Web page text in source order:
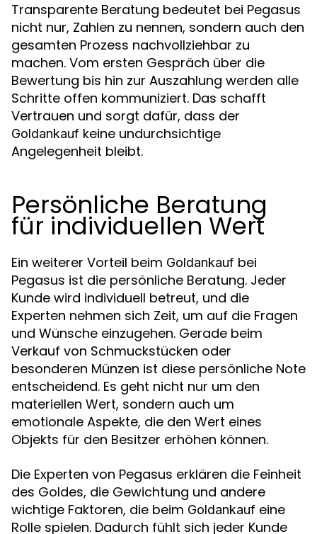
Transparente Beratung bedeutet bei Pegasus
nicht nur, Zahlen zu nennen, sondern auch den
gesamten Prozess nachvollziehbar zu
machen. Vom ersten Gespräch über die
Bewertung bis hin zur Auszahlung werden alle
Schritte offen kommuniziert. Das schafft
Vertrauen und sorgt dafür, dass der
Goldankauf keine undurchsichtige
Angelegenheit bleibt.
Persönliche Beratung
für individuellen Wert
Ein weiterer Vorteil beim Goldankauf bei
Pegasus ist die persönliche Beratung. Jeder
Kunde wird individuell betreut, und die
Experten nehmen sich Zeit, um auf die Fragen
und Wünsche einzugehen. Gerade beim
Verkauf von Schmuckstücken oder
besonderen Münzen ist diese persönliche Note
entscheidend. Es geht nicht nur um den
materiellen Wert, sondern auch um
emotionale Aspekte, die den Wert eines
Objekts für den Besitzer erhöhen können.
Die Experten von Pegasus erklären die Feinheit
des Goldes, die Gewichtung und andere
wichtige Faktoren, die beim Goldankauf eine
Rolle spielen. Dadurch fühlt sich jeder Kunde